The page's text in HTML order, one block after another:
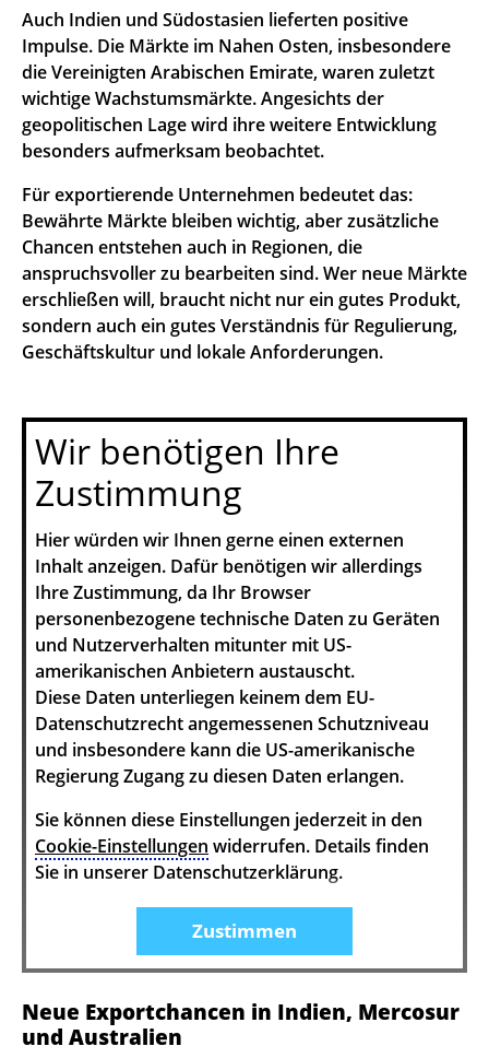
Auch Indien und Südostasien lieferten positive
Impulse. Die Märkte im Nahen Osten, insbesondere
die Vereinigten Arabischen Emirate, waren zuletzt
wichtige Wachstumsmärkte. Angesichts der
geopolitischen Lage wird ihre weitere Entwicklung
besonders aufmerksam beobachtet.
Für exportierende Unternehmen bedeutet das:
Bewährte Märkte bleiben wichtig, aber zusätzliche
Chancen entstehen auch in Regionen, die
anspruchsvoller zu bearbeiten sind. Wer neue Märkte
erschließen will, braucht nicht nur ein gutes Produkt,
sondern auch ein gutes Verständnis für Regulierung,
Geschäftskultur und lokale Anforderungen.
Wir benötigen Ihre
Zustimmung
Hier würden wir Ihnen gerne einen externen
Inhalt anzeigen. Dafür benötigen wir allerdings
Ihre Zustimmung, da Ihr Browser
personenbezogene technische Daten zu Geräten
und Nutzerverhalten mitunter mit US-
amerikanischen Anbietern austauscht.
Diese Daten unterliegen keinem dem EU-
Datenschutzrecht angemessenen Schutzniveau
und insbesondere kann die US-amerikanische
Regierung Zugang zu diesen Daten erlangen.
Sie können diese Einstellungen jederzeit in den
Cookie-Einstellungen widerrufen. Details finden
Sie in unserer Datenschutzerklärung.
Zustimmen
Neue Exportchancen in Indien, Mercosur
und Australien